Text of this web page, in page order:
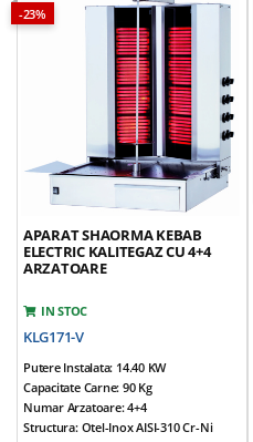
Motor Reversibil, Amplasat In Partea
Inferioara
Tava Sustinere Carne Reglabila Pe 3
Arzatoarele Se Pot Apropia De Carne
Greutate Echipamente: 40 Kg
*Accesorii Incluse:
Aripioare Si Tava
APARAT SHAORMA KEBAB
ELECTRIC KALITEGAZ CU 4+4
ARZATOARE
IN STOC
-23%
KLG171-V
Putere Instalata: 14.40 KW
Capacitate Carne: 90 Kg
Numar Arzatoare: 4+4
Structura: Otel-Inox AISI-310 Cr-Ni